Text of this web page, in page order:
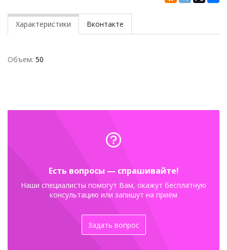
Характеристики Вконтакте
Объем: 50
Есть вопросы — спрашивайте!
Наши специалисты помогут Вам, окажут бесплатную
консультацию или запишут на приём
Задать вопрос